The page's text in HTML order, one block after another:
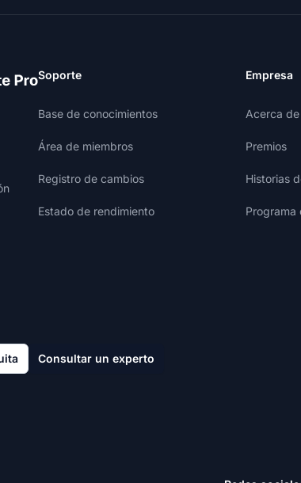
Soporte
Base de conocimientos
Área de miembros
Registro de cambios
Estado de rendimiento
Empresa
Acerca
Premios
Historias
Programa
Consultar un experto